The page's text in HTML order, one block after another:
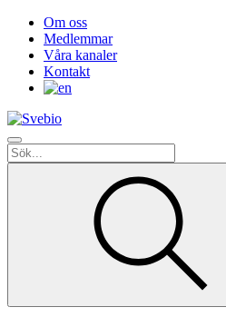
Om oss
Medlemmar
Våra kanaler
Kontakt